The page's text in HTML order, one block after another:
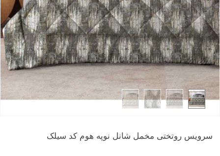
سرویس روتختی مخمل شانل نوپه هوم کد سیلک